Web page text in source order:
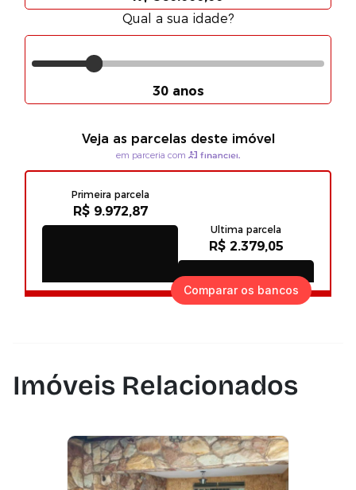
Comparar os bancos
Imóveis Relacionados